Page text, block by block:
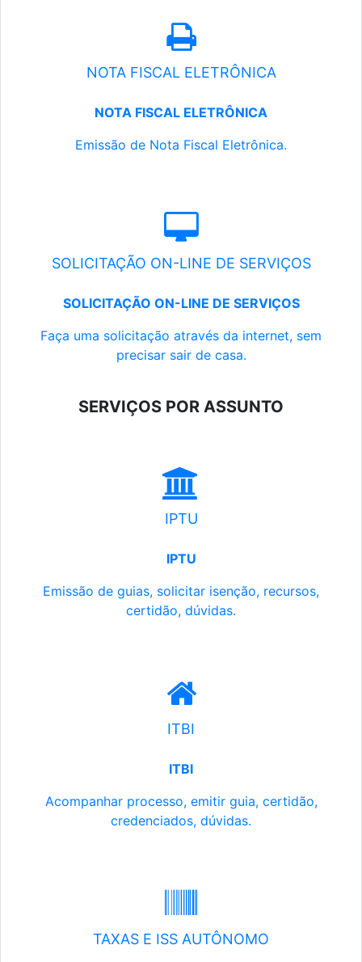
NOTA FISCAL ELETRÔNICA
NOTA FISCAL ELETRÔNICA
Emissão de Nota Fiscal Eletrônica.
SOLICITAÇÃO ON-LINE DE SERVIÇOS
SOLICITAÇÃO ON-LINE DE SERVIÇOS
Faça uma solicitação através da internet, sem
precisar sair de casa.
SERVIÇOS POR ASSUNTO
IPTU
IPTU
Emissão de guias, solicitar isenção, recursos,
certidão, dúvidas.
ITBI
ITBI
Acompanhar processo, emitir guia, certidão,
credenciados, dúvidas.
TAXAS E ISS AUTÔNOMO